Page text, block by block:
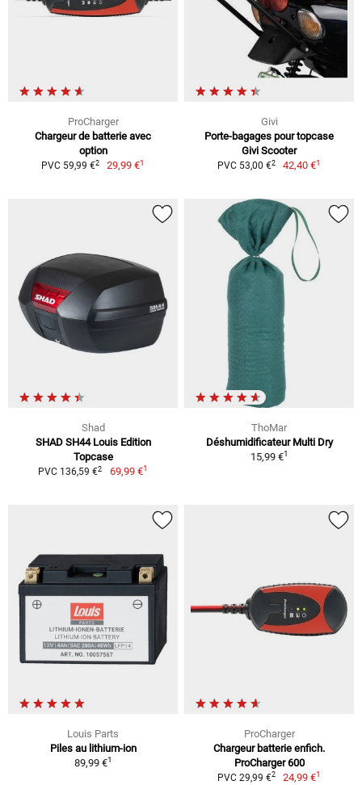
ProCharger
Chargeur de batterie avec
option
PVC 59,99 €2 29,99 €1
Givi
Porte-bagages pour topcase
Givi Scooter
PVC 53,00 €2 42,40 €1
Shad
SHAD SH44 Louis Edition
Topcase
PVC 136,59 €2 69,99 €1
ThoMar
Déshumidificateur Multi Dry
15,99 €1
Louis Parts
Piles au lithium-ion
89,99 €1
ProCharger
Chargeur batterie enfich.
ProCharger 600
PVC 29,99 €2 24,99 €1